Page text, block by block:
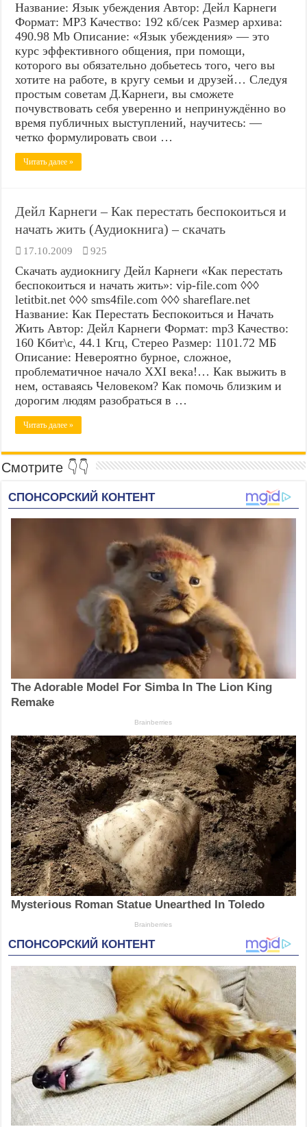
Название: Язык убеждения Автор: Дейл Карнеги
Формат: MP3 Качество: 192 кб/сек Размер архива:
490.98 Mb Описание: «Язык убеждения» — это
курс эффективного общения, при помощи,
которого вы обязательно добьетесь того, чего вы
хотите на работе, в кругу семьи и друзей… Следуя
простым советам Д.Карнеги, вы сможете
почувствовать себя уверенно и непринуждённо во
время публичных выступлений, научитесь: —
четко формулировать свои …
Читать далее »
Дейл Карнеги – Как перестать беспокоиться и
начать жить (Аудиокнига) – скачать
17.10.2009 925
Скачать аудиокнигу Дейл Карнеги «Как перестать
беспокоиться и начать жить»: vip-file.com ◊◊◊
letitbit.net ◊◊◊ sms4file.com ◊◊◊ shareflare.net
Название: Как Перестать Беспокоиться и Начать
Жить Автор: Дейл Карнеги Формат: mp3 Качество:
160 Кбит\с, 44.1 Кгц, Стерео Размер: 1101.72 МБ
Описание: Невероятно бурное, сложное,
проблематичное начало XXI века!… Как выжить в
нем, оставаясь Человеком? Как помочь близким и
дорогим людям разобраться в …
Читать далее »
Смотрите 👇👇